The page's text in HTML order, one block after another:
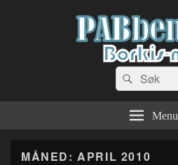
Search
for:
Search
Menu
MÅNED:APRIL 2010